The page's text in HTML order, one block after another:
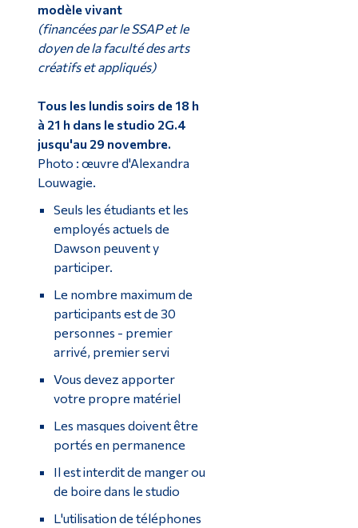
modèle vivant
(financées par le SSAP et le
doyen de la faculté des arts
créatifs et appliqués)
Tous les lundis soirs de 18 h
à 21 h dans le studio 2G.4
jusqu'au 29 novembre.
Photo : œuvre d'Alexandra
Louwagie.
Seuls les étudiants et les
employés actuels de
Dawson peuvent y
participer.
Le nombre maximum de
participants est de 30
personnes - premier
arrivé, premier servi
Vous devez apporter
votre propre matériel
Les masques doivent être
portés en permanence
Il est interdit de manger ou
de boire dans le studio
L'utilisation de téléphones